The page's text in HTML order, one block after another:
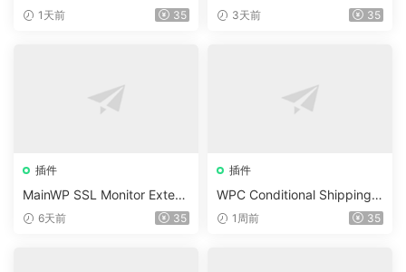
d Advanced Community For
1天前 35
For WooCommerce v1.3.2
3天前 35
插件
MainWP SSL Monitor Extens
ion v5.2
6天前 35
插件
WPC Conditional Shipping &
Payments (Premium) v1.0.2
1周前 35